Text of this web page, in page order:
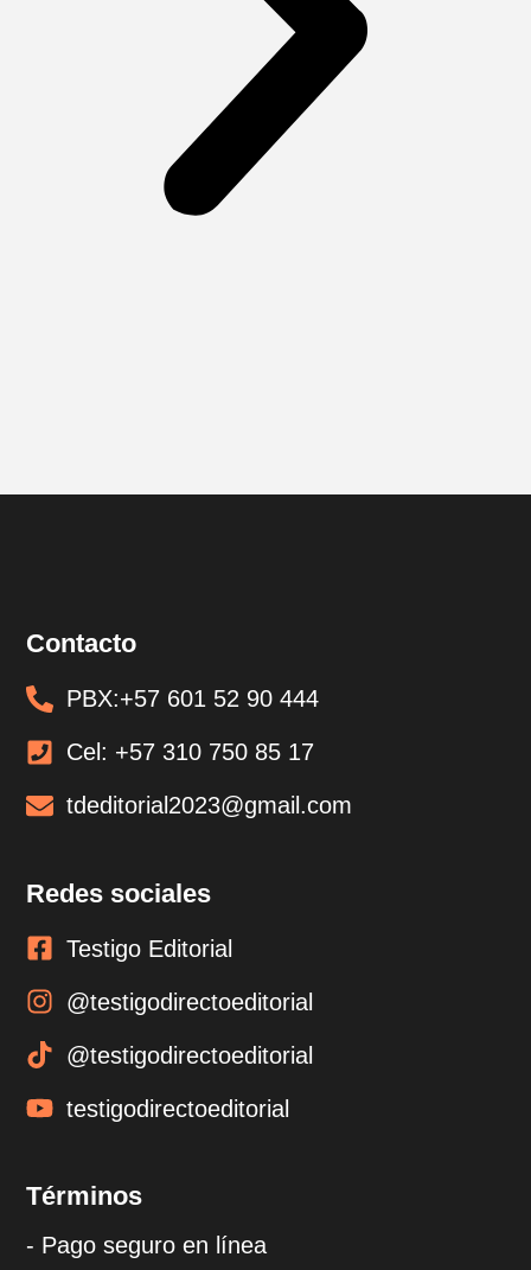
Contacto
PBX:+57 601 52 90 444
Cel: +57 310 750 85 17
tdeditorial2023@gmail.com
Redes sociales
Testigo Editorial
@testigodirectoeditorial
@testigodirectoeditorial
testigodirectoeditorial
Términos
- Pago seguro en línea